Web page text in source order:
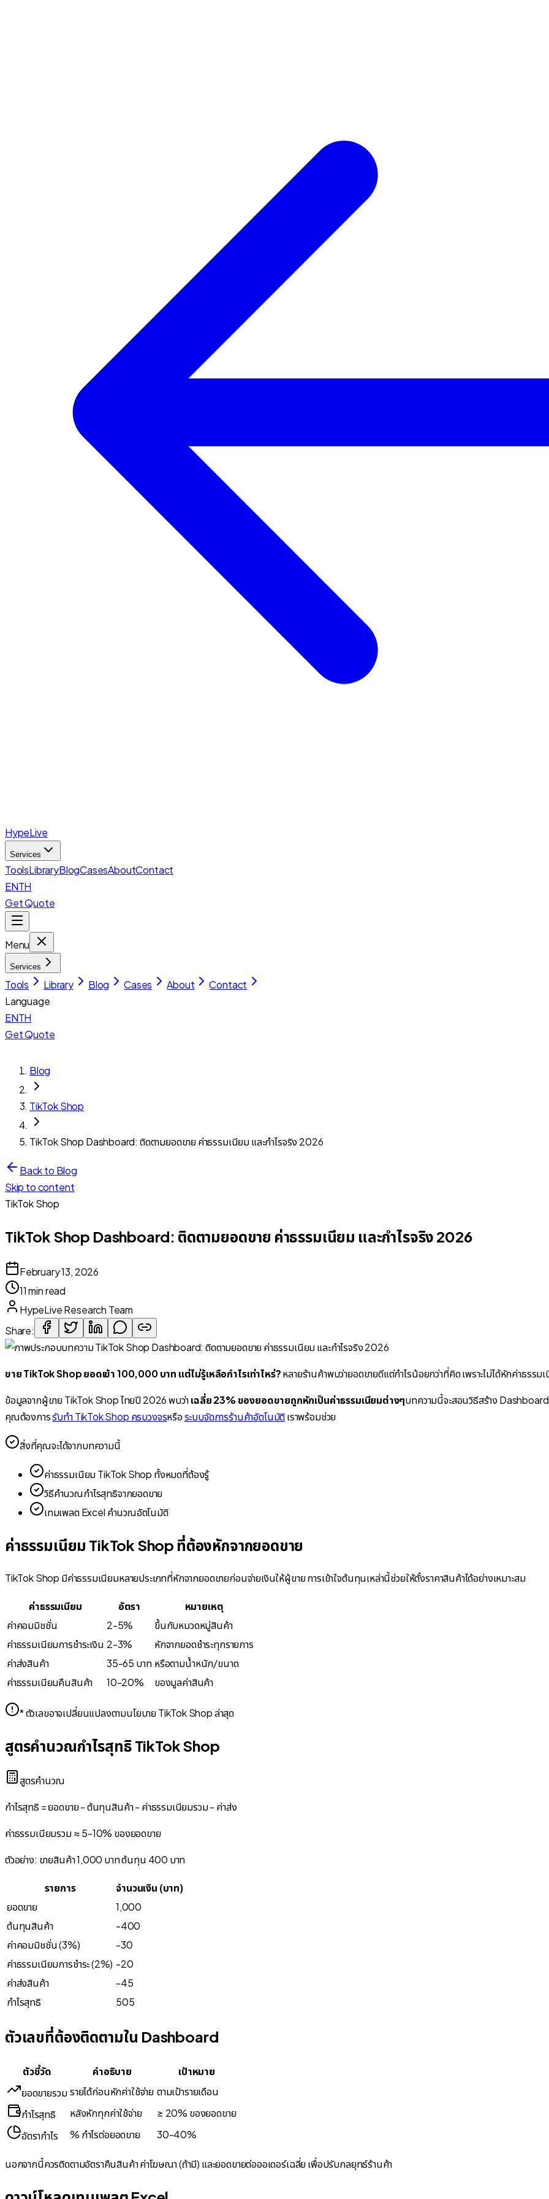
HypeLive
Services
ToolsLibraryBlogCasesAboutContact
ENTH
Get Quote
Menu
Services
Tools Library Blog Cases About
Contact
Language
ENTH
Get Quote
Blog
TikTok Shop
TikTok Shop Dashboard: ติดตามยอดขาย ค่าธรรมเนียม และกำไรจริง 2026
Back to Blog
Skip to content
TikTok Shop
TikTok Shop Dashboard: ติดตามยอดขาย ค่าธรรมเนียม และกำไรจริง 2026
February 13, 2026
11 min read
HypeLive Research Team
Share:
ขาย TikTok Shop ยอดเข้า 100,000 บาท แต่ไม่รู้เหลือกำไรเท่าไหร่?หลายร้านค้าพบว่ายอดขายดีแต่กำไรน้อยกว่าที่คิด เพราะไม่ได้หักค่าธรร
ข้อมูลจากผู้ขาย TikTok Shop ไทยปี 2026 พบว่าเฉลี่ย 23% ของยอดขายถูกหักเป็นค่าธรรมเนียมต่างๆบทความนี้จะสอนวิธีสร้าง
คุณต้องการรับทำ TikTok Shop ครบวงจรหรือระบบจัดการร้านค้าอัตโนมัติเราพร้อมช่วย
สิ่งที่คุณจะได้จากบทความนี้
ค่าธรรมเนียม TikTok Shop ทั้งหมดที่ต้องรู้
วิธีคำนวณกำไรสุทธิจากยอดขาย
เทมเพลต Excel คำนวณอัตโนมัติ
ค่าธรรมเนียม TikTok Shop ที่ต้องหักจากยอดขาย
TikTok Shop มีค่าธรรมเนียมหลายประเภทที่หักจากยอดขายก่อนจ่ายเงินให้ผู้ขาย การเข้าใจต้นทุนเหล่านี้ช่วยให้ตั้งราคาสินค้าได้อย่างเหมาะสม
ค่าธรรมเนียม อัตรา
หมายเหตุ
ค่าคอมมิชชั่น
2-5%
ขึ้นกับหมวดหมู่สินค้า
ค่าธรรมเนียมการชำระเงิน 2-3%
หักจากยอดชำระทุกรายการ
ค่าส่งสินค้า
35-65 บาท หรือตามน้ำหนัก/ขนาด
ค่าธรรมเนียมคืนสินค้า
10-20% ของมูลค่าสินค้า
* ตัวเลขอาจเปลี่ยนแปลงตามนโยบาย TikTok Shop ล่าสุด
สูตรคำนวณกำไรสุทธิ TikTok Shop
สูตรคำนวณ
กำไรสุทธิ = ยอดขาย - ต้นทุนสินค้า - ค่าธรรมเนียมรวม - ค่าส่ง
ค่าธรรมเนียมรวม ≈ 5-10% ของยอดขาย
ตัวอย่าง: ขายสินค้า 1,000 บาท ต้นทุน 400 บาท
รายการ
จำนวนเงิน (บาท)
ยอดขาย
1,000
ต้นทุนสินค้า
-400
ค่าคอมมิชชั่น (3%)
-30
ค่าธรรมเนียมการชำระ (2%) -20
ค่าส่งสินค้า
-45
กำไรสุทธิ
505
ตัวเลขที่ต้องติดตามใน Dashboard
ตัวชี้วัด คำอธิบาย
เป้าหมาย
ยอดขายรวม รายได้ก่อนหักค่าใช้จ่าย ตามเป้ารายเดือน
กำไรสุทธิ
หลังหักทุกค่าใช้จ่าย
≥ 20% ของยอดขาย
อัตรากำไร
% กำไรต่อยอดขาย 30-40%
นอกจากนี้ควรติดตามอัตราคืนสินค้า ค่าโฆษณา (ถ้ามี) และยอดขายต่อออเดอร์เฉลี่ย เพื่อปรับกลยุทธ์ร้านค้า